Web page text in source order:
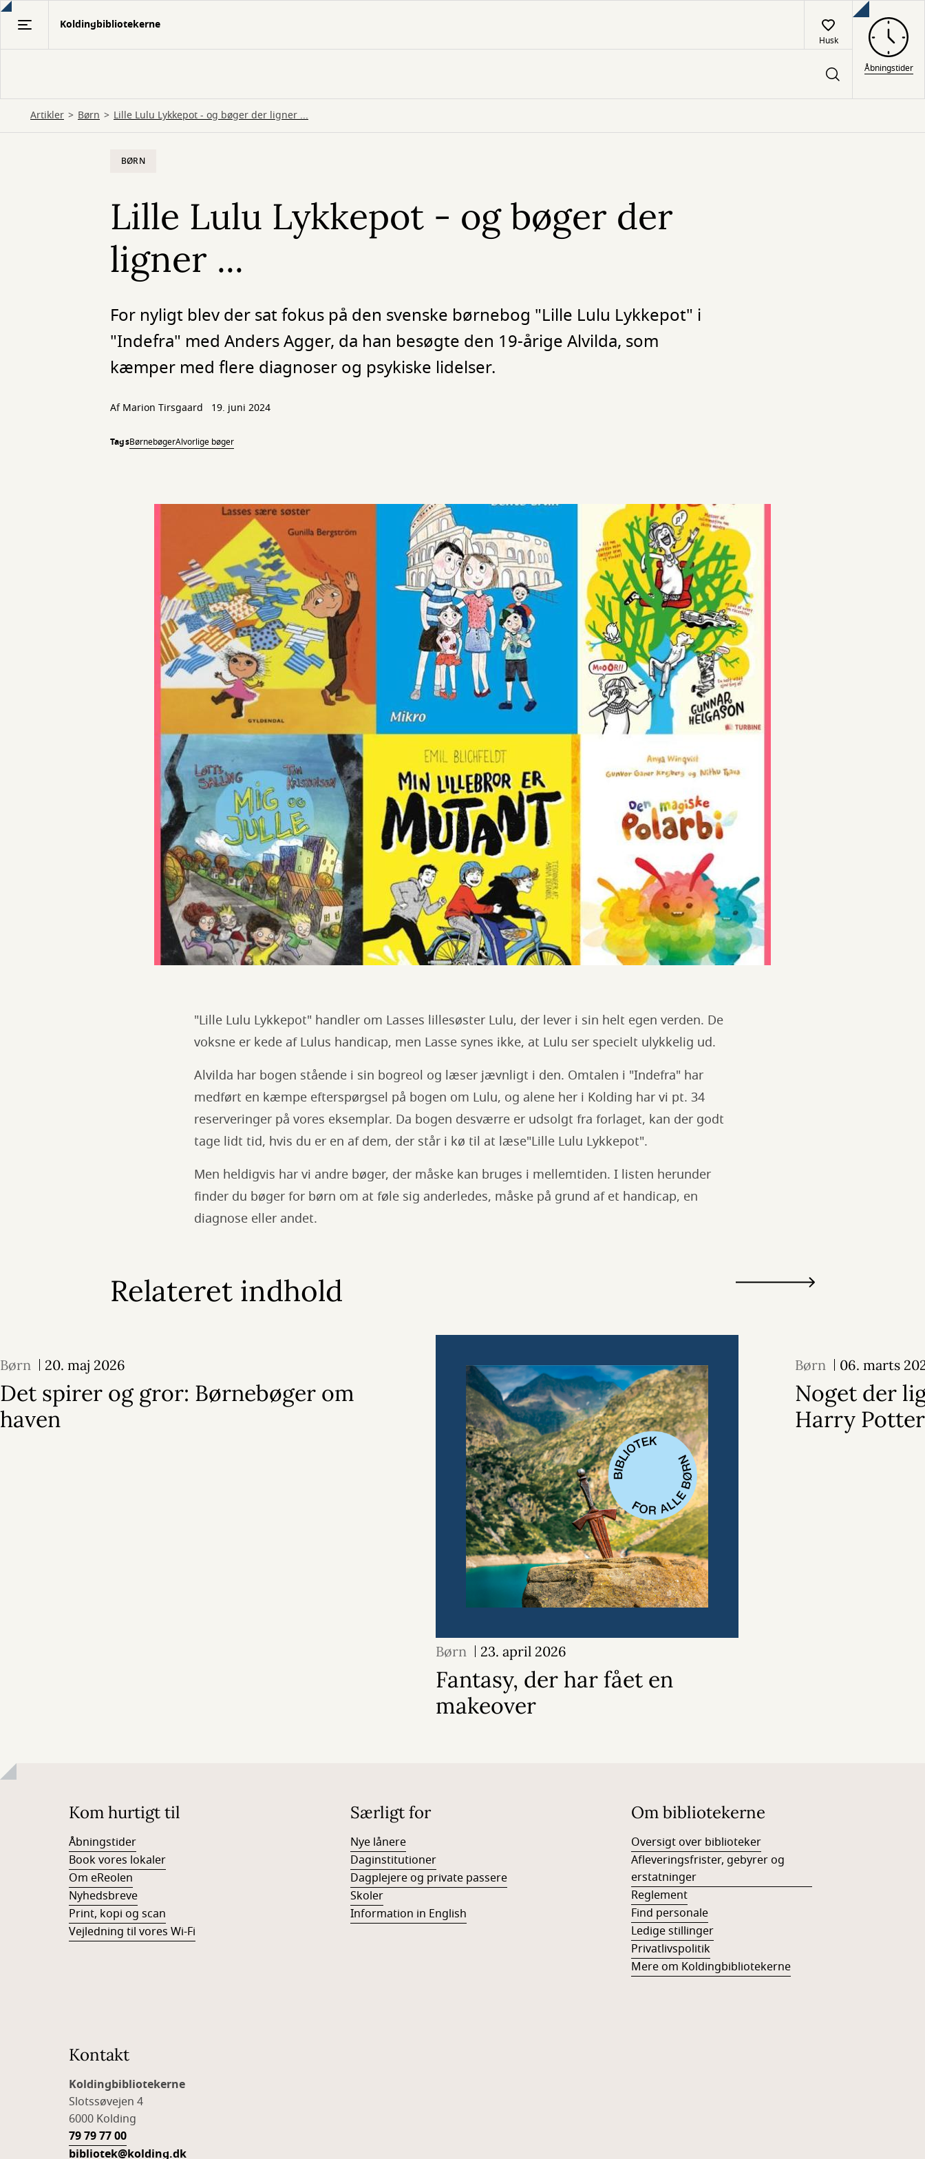
Gå
Koldingbibliotekerne
Husk
Åbningstider
Artikler Børn Lille Lulu Lykkepot - og bøger der ligner ...
BØRN
Lille Lulu Lykkepot - og bøger der
ligner ...
For nyligt blev der sat fokus på den svenske børnebog "Lille Lulu Lykkepot" i
"Indefra" med Anders Agger, da han besøgte den 19-årige Alvilda, som
kæmper med flere diagnoser og psykiske lidelser.
Af Marion Tirsgaard 19. juni 2024
TagsBørnebøgerAlvorlige bøger
"Lille Lulu Lykkepot" handler om Lasses lillesøster Lulu, der lever i sin helt egen verden. De
voksne er kede af Lulus handicap, men Lasse synes ikke, at Lulu ser specielt ulykkelig ud.
Alvilda har bogen stående i sin bogreol og læser jævnligt i den. Omtalen i "Indefra" har
medført en kæmpe efterspørgsel på bogen om Lulu, og alene her i Kolding har vi pt. 34
reserveringer på vores eksemplar. Da bogen desværre er udsolgt fra forlaget, kan der godt
tage lidt tid, hvis du er en af dem, der står i kø til at læse"Lille Lulu Lykkepot".
Men heldigvis har vi andre bøger, der måske kan bruges i mellemtiden. I listen herunder
finder du bøger for børn om at føle sig anderledes, måske på grund af et handicap, en
diagnose eller andet.
Relateret indhold
Børn 20. maj 2026
Det spirer og gror: Børnebøger om
haven
Børn 23. april 2026
Fantasy, der har fået en
makeover
Børn 06. marts
Noget der
Harry Potter
Kom hurtigt til
Åbningstider
Book vores lokaler
Om eReolen
Nyhedsbreve
Print, kopi og scan
Vejledning til vores Wi-Fi
Særligt for
Nye lånere
Daginstitutioner
Dagplejere og private passere
Skoler
Information in English
Om bibliotekerne
Oversigt over biblioteker
Afleveringsfrister, gebyrer og
erstatninger
Reglement
Find personale
Ledige stillinger
Privatlivspolitik
Mere om Koldingbibliotekerne
Kontakt
Koldingbibliotekerne
Slotssøvejen 4
6000 Kolding
79 79 77 00
bibliotek@kolding.dk